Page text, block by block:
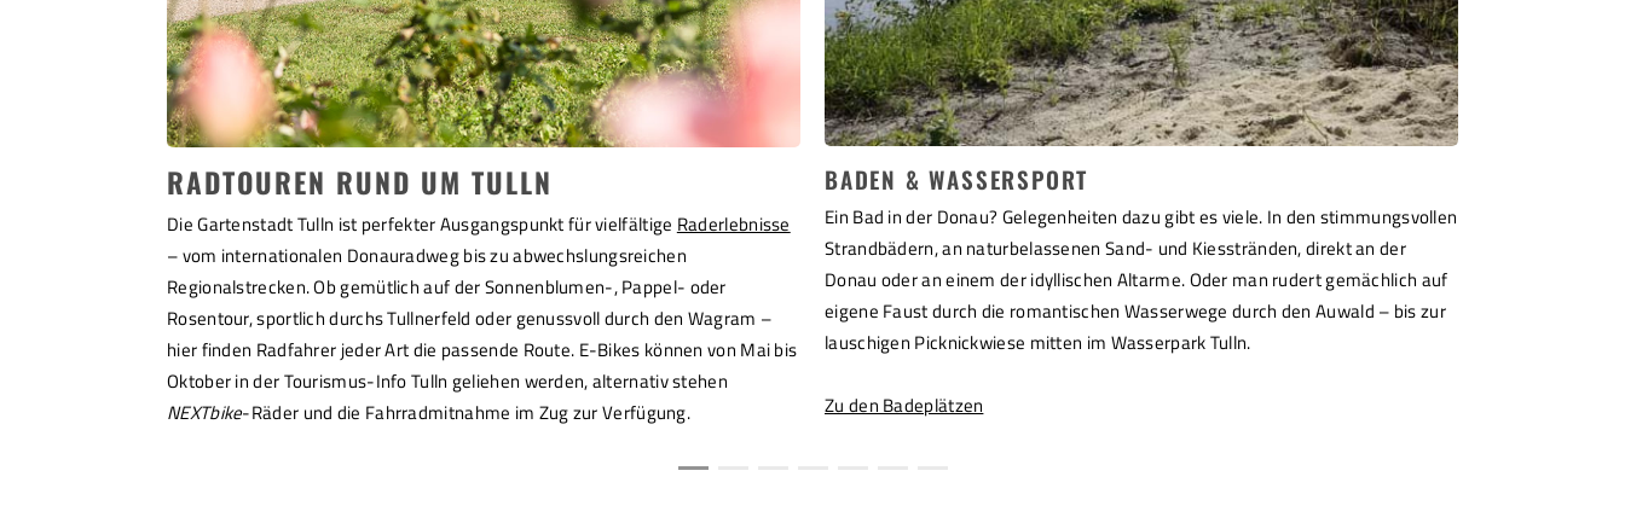
RADTOUREN RUND UM TULLN
Die Gartenstadt Tulln ist perfekter Ausgangspunkt für vielfältige Raderlebnisse
– vom internationalen Donauradweg bis zu abwechslungsreichen
Regionalstrecken. Ob gemütlich auf der Sonnenblumen-, Pappel- oder
Rosentour, sportlich durchs Tullnerfeld oder genussvoll durch den Wagram –
hier finden Radfahrer jeder Art die passende Route. E-Bikes können von Mai bis
Oktober in der Tourismus-Info Tulln geliehen werden, alternativ stehen
NEXTbike-Räder und die Fahrradmitnahme im Zug zur Verfügung.
BADEN & WASSERSPORT
Ein Bad in der Donau? Gelegenheiten dazu gibt es viele. In den stimmungsvollen
Strandbädern, an naturbelassenen Sand- und Kiesstränden, direkt an der
Donau oder an einem der idyllischen Altarme. Oder man rudert gemächlich auf
eigene Faust durch die romantischen Wasserwege durch den Auwald – bis zur
lauschigen Picknickwiese mitten im Wasserpark Tulln.
Zu den Badeplätzen